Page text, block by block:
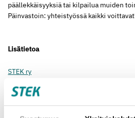
päällekkäisyyksiä tai kilpailua muiden
Päinvastoin: yhteistyössä kaikki
Lisätietoa
STEK ry
toimitusjohtaja Timo Kekkonen